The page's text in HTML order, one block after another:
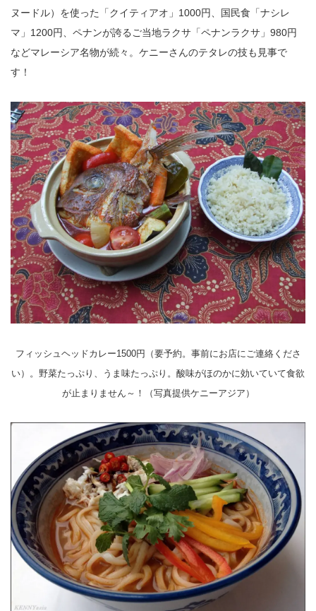
ヌードル）を使った「クイティアオ」1000円、国民食「ナシレ
マ」1200円、ペナンが誇るご当地ラクサ「ペナンラクサ」980円
などマレーシア名物が続々。ケニーさんのテタレの技も見事で
す！
フィッシュヘッドカレー1500円（要予約。事前にお店にご連絡くださ
い）。野菜たっぷり、うま味たっぷり。酸味がほのかに効いていて食欲
が止まりません～！（写真提供ケニーアジア）